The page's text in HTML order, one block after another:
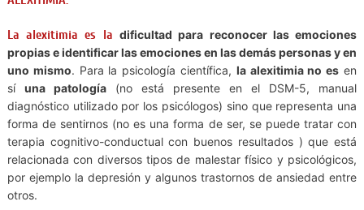
La alexitimia es la dificultad para reconocer las emociones
propias e identificar las emociones en las demás personas y en
uno mismo. Para la psicología científica, la alexitimia no es en
sí una patología(no está presente en el DSM-5, manual
diagnóstico utilizado por los psicólogos) sino que representa una
forma de sentirnos (no es una forma de ser, se puede tratar con
terapia cognitivo-conductual con buenos resultados ) que está
relacionada con diversos tipos de malestar físico y psicológicos,
por ejemplo la depresión y algunos trastornos de ansiedad entre
otros.